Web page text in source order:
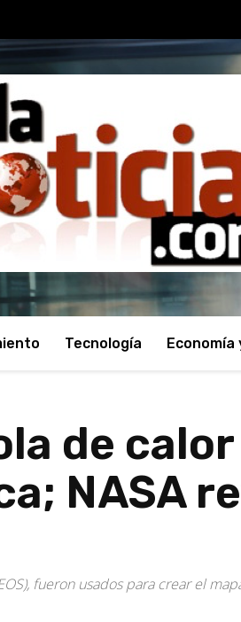
Tecnología Economía
de
NASA
fueron usados para crear el